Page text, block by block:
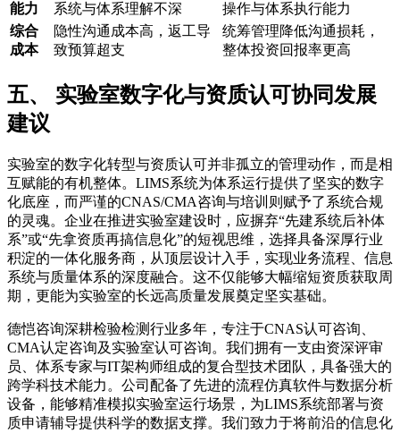
能力
系统与体系理解不深
操作与体系执行能力
综合
成本
隐性沟通成本高，返工导
致预算超支
统筹管理降低沟通损耗，
整体投资回报率更高
五、 实验室数字化与资质认可协同发展
建议
实验室的数字化转型与资质认可并非孤立的管理动作，而是相
互赋能的有机整体。LIMS系统为体系运行提供了坚实的数字
化底座，而严谨的CNAS/CMA咨询与培训则赋予了系统合规
的灵魂。企业在推进实验室建设时，应摒弃“先建系统后补体
系”或“先拿资质再搞信息化”的短视思维，选择具备深厚行业
积淀的一体化服务商，从顶层设计入手，实现业务流程、信息
系统与质量体系的深度融合。这不仅能够大幅缩短资质获取周
期，更能为实验室的长远高质量发展奠定坚实基础。
德恺咨询深耕检验检测行业多年，专注于CNAS认可咨询、
CMA认定咨询及实验室认可咨询。我们拥有一支由资深评审
员、体系专家与IT架构师组成的复合型技术团队，具备强大的
跨学科技术能力。公司配备了先进的流程仿真软件与数据分析
设备，能够精准模拟实验室运行场景，为LIMS系统部署与资
质申请辅导提供科学的数据支撑。我们致力于将前沿的信息化